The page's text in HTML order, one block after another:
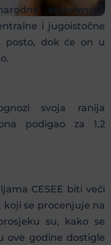
ekonomske
i jugoistočne
posto, dok će on u
svoja ranija
podigao za 1,2
CESEE biti veći
koji se procenjuje na
su, kako se
ove godine dostigle